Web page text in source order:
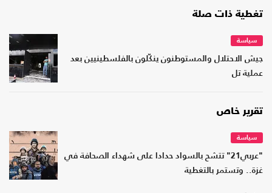
تغطية ذات صلة
سياسة
جيش الاحتلال والمستوطنون ينكّلون بالفلسطينيين بعد
عملية تل
تقرير خاص
سياسة
"عربي21" تتشح بالسواد حدادا على شهداء الصحافة في
غزة.. وتستمر بالتغطية